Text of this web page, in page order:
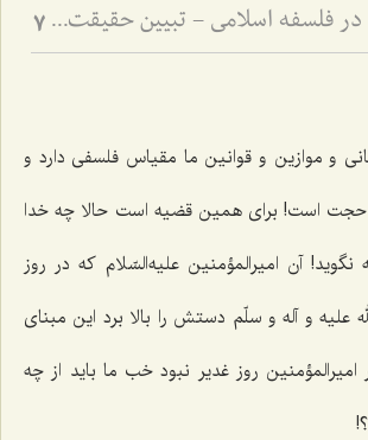
ماهیت و وجود در فلسفه اسلامی - تبیین حقیقت ماهیت و نسبت آن با وجود و آثار خارجی 7
و موازین و قوانین ما مقیاس فلسفی دارد و
است! برای همین قضیه است حالا چه خدا
آن امیرالمؤمنین علیه‌السّلام که در روز
علیه و آله و سلّم دستش را بالا برد این مبنای
امیرالمؤمنین روز غدیر نبود خب ما باید از چه